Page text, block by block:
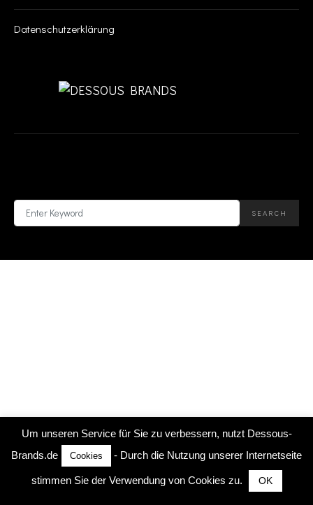
Datenschutzerklärung
SEARCH
FOR:
SEARCH
Um unseren Service für Sie zu verbessern, nutzt Dessous-
Brands.de
Cookies - Durch die Nutzung unserer Internetseite
stimmen Sie der Verwendung von Cookies zu. OK